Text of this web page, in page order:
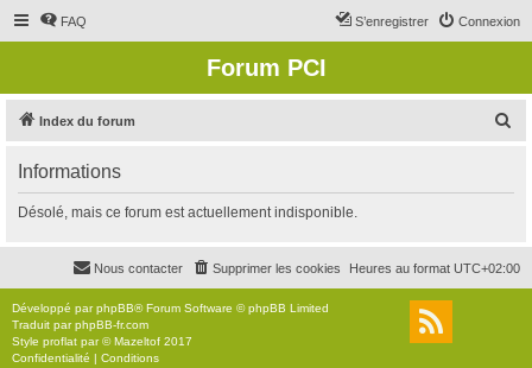
FAQ Connexion
S’enregistrer
Forum PCI
Index du forum
r
c
Informations
Désolé, mais ce forum est actuellement indisponible.
Heures au format UTC+02:00
Supprimer les cookies
Nous contacter
Développé parphpBB® Forum Software © phpBB Limited
Traduit parphpBB-fr.com
Style proflat par ©Mazeltof 2017
Confidentialité | Conditions